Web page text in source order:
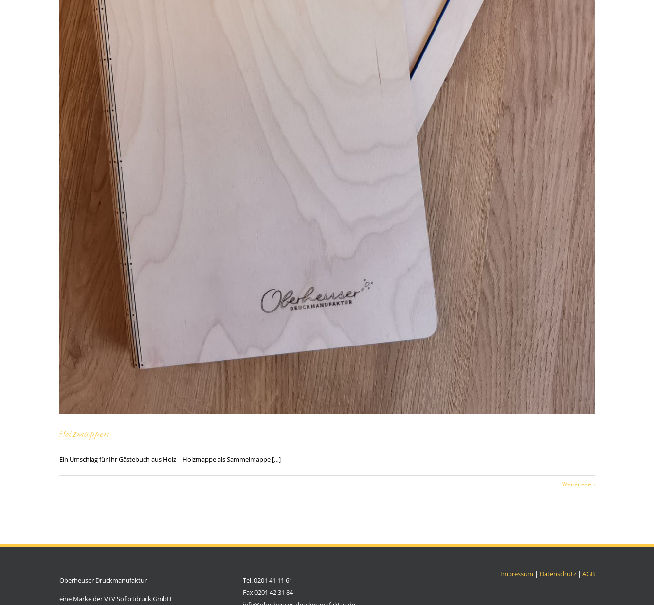
Holzmappen
Ein Umschlag für Ihr Gästebuch aus Holz – Holzmappe als Sammelmappe […]
Weiterlesen
Oberheuser Druckmanufaktur
eine Marke der V+V Sofortdruck GmbH
Tel. 0201 41 11 61
Fax 0201 42 31 84
Impressum | Datenschutz| AGB